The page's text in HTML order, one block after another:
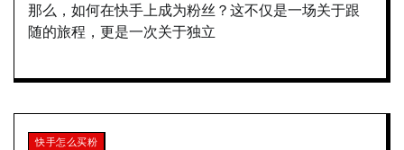
那么，如何在快手上成为粉丝？这不仅是一场关于跟
随的旅程，更是一次关于独立
快手怎么买粉